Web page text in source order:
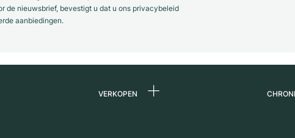
de nieuwsbrief, bevestigt u dat u ons privacybeleid
aanbiedingen.
VERKOPEN